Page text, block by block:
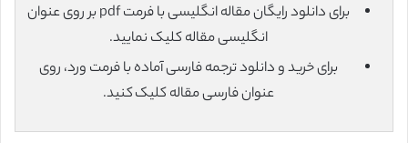
برای دانلود رایگان مقاله انگلیسی با فرمت pdf بر روی عنوان
انگلیسی مقاله کلیک نمایید.
برای خرید و دانلود ترجمه فارسی آماده با فرمت ورد، روی
عنوان فارسی مقاله کلیک کنید.